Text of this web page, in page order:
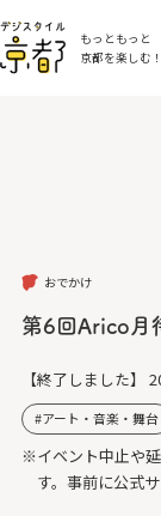
もっともっと
京都を楽しむ！
おでかけ
第6回Arico月
【終了しました】
アート・音楽・舞台
※イベント中止や
す。事前に公式